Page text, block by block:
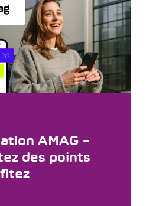
AMAG –
des points